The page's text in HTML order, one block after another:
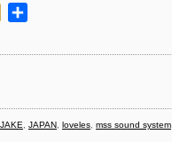
Mixi
JAKE JAPAN loveles mss sound system